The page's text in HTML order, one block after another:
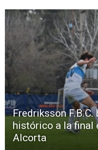
Fredriksson
histórico a la final
Alcorta